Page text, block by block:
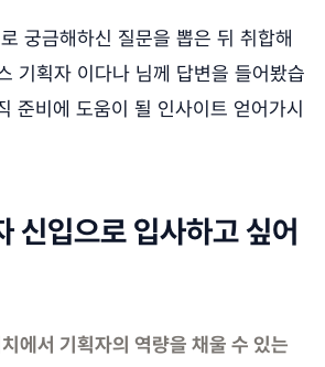
궁금해하신 질문을 뽑은 뒤 취합해
기획자 이다나 님께 답변을 들어봤습
준비에 도움이 될 인사이트 얻어가시
신입으로 입사하고 싶어
에서 기획자의 역량을 채울 수 있는